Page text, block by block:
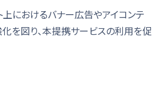
上におけるバナー広告やアイコンテ
を図り、本提携サービスの利用を促